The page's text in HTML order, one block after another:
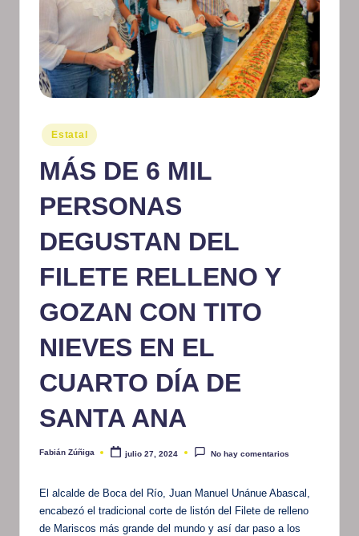
n
f
o
r
m
at
iv
o
Publicado
en
Estatal
MÁS DE 6 MIL
PERSONAS
DEGUSTAN DEL
FILETE RELLENO Y
GOZAN CON TITO
NIEVES EN EL
CUARTO DÍA DE
SANTA ANA
Publicado
Fabián Zúñiga julio 27, 2024 No hay comentarios
El alcalde de Boca del Río, Juan Manuel Unánue Abascal,
encabezó el tradicional corte de listón del Filete de relleno
de Mariscos más grande del mundo y así dar paso a los